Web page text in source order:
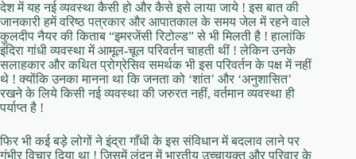
देश में यह नई व्यवस्था कैसी हो और कैसे इसे लाया जाये ! इस बात की
जानकारी हमें वरिष्ठ पत्रकार और आपातकाल के समय जेल में रहने वाले
कुलदीप नैयर की किताब “इमरजेंसी रिटोल्ड” से भी मिलती है ! हालांकि
इंदिरा गांधी व्यवस्था में आमूल-चूल परिवर्तन चाहती थीं ! लेकिन उनके
सलाहकार और कथित प्रोग्रेसिव समर्थक भी इस परिवर्तन के पक्ष में नहीं
थे ! क्योंकि उनका मानना था कि जनता को ‘शांत’ और ‘अनुशासित’
रखने के लिये किसी नई व्यवस्था की जरुरत नहीं, वर्तमान व्यवस्था ही
पर्याप्त है !
फिर भी कई बड़े लोगों ने इंद्रा गाँधी के इस संविधान में बदलाव लाने पर
गंभीर विचार दिया था ! जिसमें लंदन में भारतीय उच्चायुक्त और परिवार के